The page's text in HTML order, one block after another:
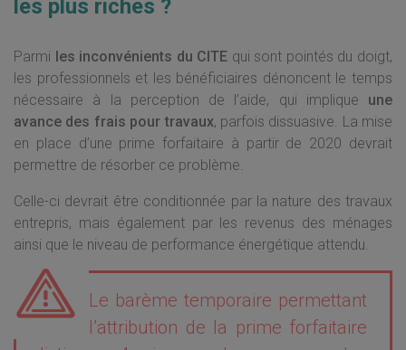
les plus riches ?
Parmi les inconvénients du CITE qui sont pointés du doigt,
les professionnels et les bénéficiaires dénoncent le temps
nécessaire à la perception de l’aide, qui implique une
avance des frais pour travaux, parfois dissuasive. La mise
en place d’une prime forfaitaire à partir de 2020 devrait
permettre de résorber ce problème.
Celle-ci devrait être conditionnée par la nature des travaux
entrepris, mais également par les revenus des ménages
ainsi que le niveau de performance énergétique attendu.
Le barème temporaire permettant
l’attribution de la prime forfaitaire